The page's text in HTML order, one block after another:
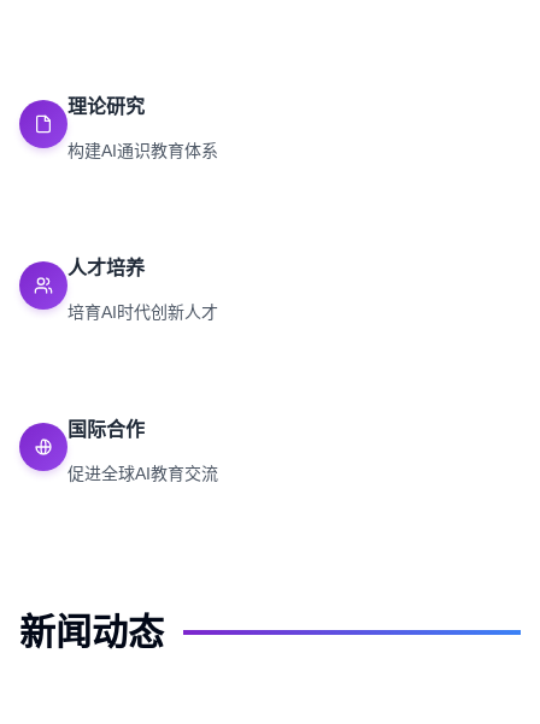
理论研究
构建AI通识教育体系
人才培养
培育AI时代创新人才
国际合作
促进全球AI教育交流
新闻动态